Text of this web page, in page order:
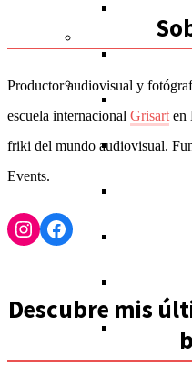
Sistemas
Diseño de
Diseño
Recursos
Profesorado
Matemáticas
Salud
Estética
Música
Producción
Las Vegas
Maryland
New York
Productor audiovisual y
escuela internacional Grisart en
friki del mundo audiovisual.
Events.
Instagram Facebook
Descubre mis